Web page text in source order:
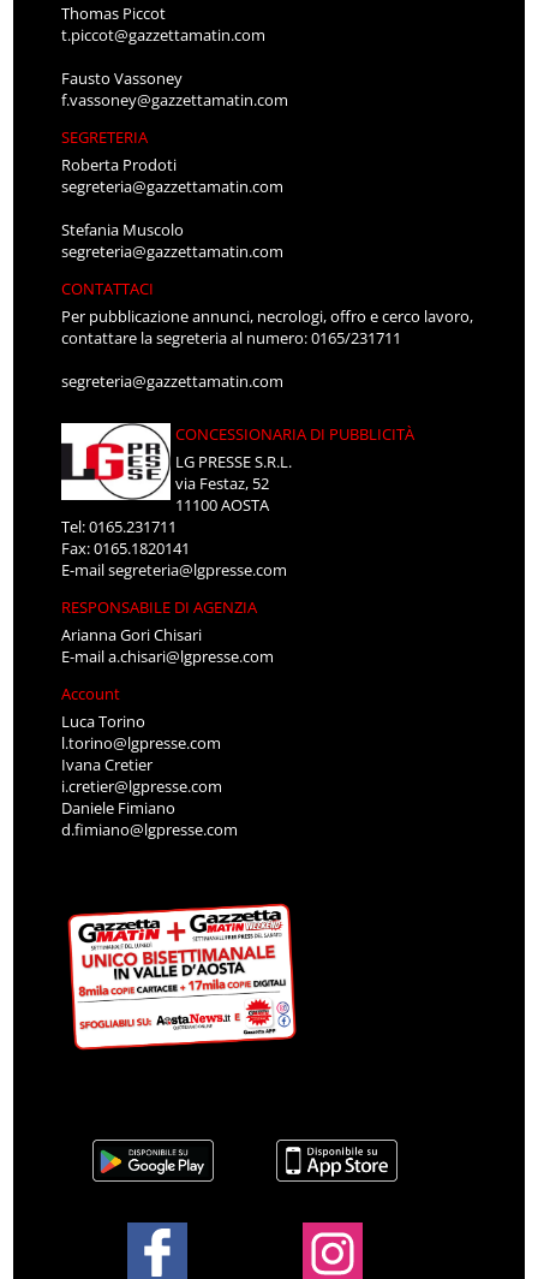
Thomas Piccot
t.piccot@gazzettamatin.com
Fausto Vassoney
f.vassoney@gazzettamatin.com
SEGRETERIA
Roberta Prodoti
segreteria@gazzettamatin.com
Stefania Muscolo
segreteria@gazzettamatin.com
CONTATTACI
Per pubblicazione annunci, necrologi, offro e cerco lavoro,
contattare la segreteria al numero: 0165/231711
segreteria@gazzettamatin.com
CONCESSIONARIA DI PUBBLICITÀ
LG PRESSE S.R.L.
via Festaz, 52
11100 AOSTA
Tel: 0165.231711
Fax: 0165.1820141
E-mailsegreteria@lgpresse.com
RESPONSABILE DI AGENZIA
Arianna Gori Chisari
E-maila.chisari@lgpresse.com
Account
Luca Torino
l.torino@lgpresse.com
Ivana Cretier
i.cretier@lgpresse.com
Daniele Fimiano
d.fimiano@lgpresse.com